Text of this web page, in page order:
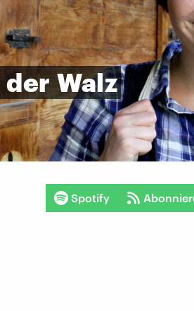
der Walz
Spotify